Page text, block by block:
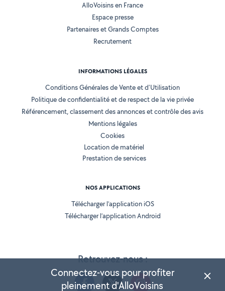
Retrouvez-nous :
AlloVoisins en France
Espace presse
Partenaires et Grands Comptes
Recrutement
INFORMATIONS LÉGALES
Conditions Générales de Vente et d'Utilisation
Politique de confidentialité et de respect de la vie privée
Référencement, classement des annonces et contrôle des avis
Mentions légales
Cookies
Location de matériel
Prestation de services
NOS APPLICATIONS
Télécharger l’application iOS
Télécharger l’application Android
Connectez-vous pour profiter
pleinement d'AlloVoisins